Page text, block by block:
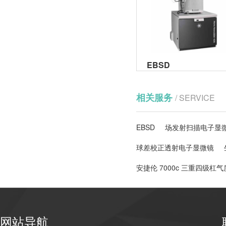
EBSD
相关服务 / SERVICE
EBSD
场发射扫描电子显
球差校正透射电子显微镜
安捷伦 7000c 三重四级杠气
网站导航